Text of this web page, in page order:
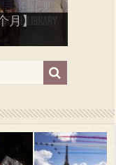
幕 Int.
尔 Artiste
将重现
Library
月】
en
en